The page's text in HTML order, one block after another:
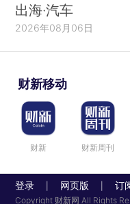
出海·汽车
2026年08月06日
财新移动
财新 财新周刊
登录 网页版 订
Copyright 财新网 All Rights